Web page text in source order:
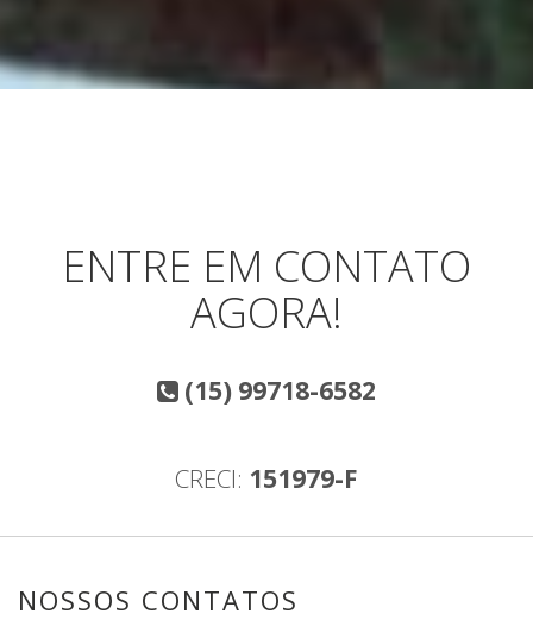
ENTRE EM CONTATO
AGORA!
(15) 99718-6582
CRECI: 151979-F
NOSSOS CONTATOS